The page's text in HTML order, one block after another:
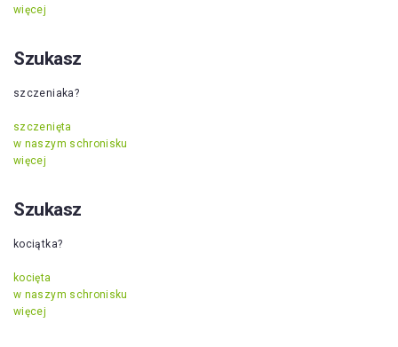
więcej
Szukasz
szczeniaka?
szczenięta
w naszym schronisku
więcej
Szukasz
kociątka?
kocięta
w naszym schronisku
więcej